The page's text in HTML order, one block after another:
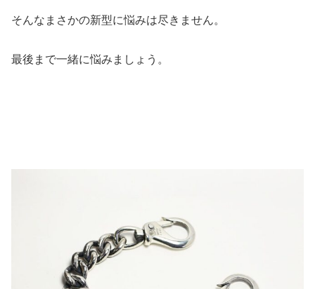
そんなまさかの新型に悩みは尽きません。
最後まで一緒に悩みましょう。